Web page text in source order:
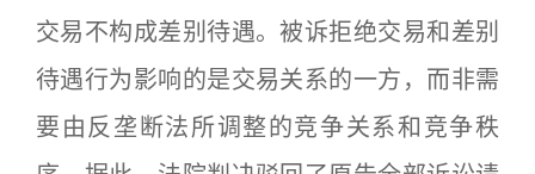
交易不构成差别待遇。被诉拒绝交易和差别
待遇行为影响的是交易关系的一方，而非需
要由反垄断法所调整的竞争关系和竞争秩